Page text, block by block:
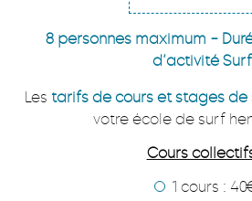
8 personnes maximum –
d’activité
Les tarifs de cours et stages
votre école de surf
Cours
1 cours :